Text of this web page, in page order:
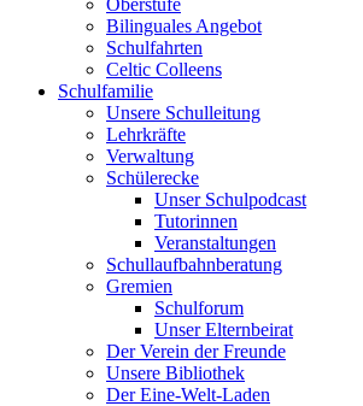
Oberstufe
Bilinguales Angebot
Schulfahrten
Celtic Colleens
Schulfamilie
Unsere Schulleitung
Lehrkräfte
Verwaltung
Schülerecke
Unser Schulpodcast
Tutorinnen
Veranstaltungen
Schullaufbahnberatung
Gremien
Schulforum
Unser Elternbeirat
Der Verein der Freunde
Unsere Bibliothek
Der Eine-Welt-Laden